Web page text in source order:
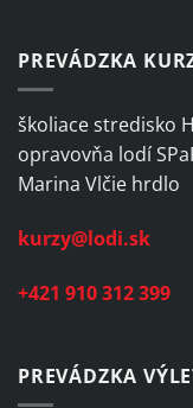
PREVÁDZKA
školiace stredisko
opravovňa lodí
Marina Vlčie hrdlo
kurzy@lodi.sk
+421 910 312 399
PREVÁDZKA